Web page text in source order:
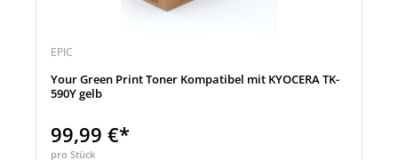
EPIC
Your Green Print Toner Kompatibel mit KYOCERA TK-
590Y gelb
99,99 €*
pro Stück